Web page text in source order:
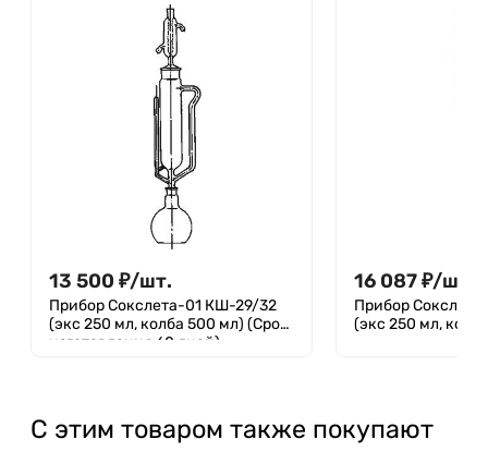
13 500 ₽/шт.
Прибор Сокслета-01 КШ-29/32
(экс 250 мл, колба 500 мл) (Срок
изготовления 60 дней)
16 087₽/шт.
Прибор
(экс 250 мл,
С этим товаром также покупают